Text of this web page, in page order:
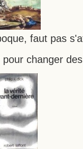
faut pas
pour changer